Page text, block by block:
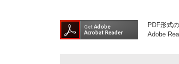
PDF形式
Adobe